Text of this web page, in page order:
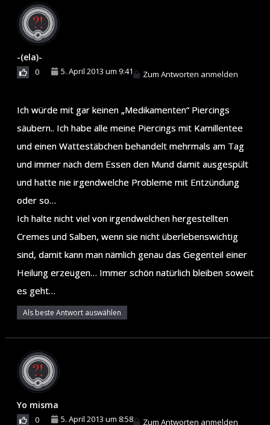
-(ela)-
0 5. April 2013 um 9:41 Zum Antworten anmelden
Ich würde mit gar keinen „Medikamenten“ Piercings
säubern.. Ich habe alle meine Piercings mit Kamillentee
und einen Wattestäbchen behandelt mehrmals am Tag
und immer nach dem Essen den Mund damit ausgespült
und hatte nie irgendwelche Probleme mit Entzündung
oder so…
Ich halte nicht viel von irgendwelchen hergestellten
Cremes und Salben, wenn sie nicht überlebenswichtig
sind, damit kann man nämlich genau das Gegenteil einer
Heilung erzeugen… Immer schön natürlich bleiben soweit
es geht…
Als beste Antwort auswählen
Yo misma
0 5. April 2013 um 8:58 Zum Antworten anmelden